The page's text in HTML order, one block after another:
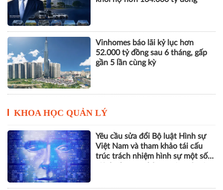
KHOA HỌC QUẢN LÝ
Yêu cầu sửa đổi Bộ luật Hình sự
nhân tạo
Nhà Quản trị và Nhà Quản lý
dưới góc độ khoa học tổ chức và
quản trị học